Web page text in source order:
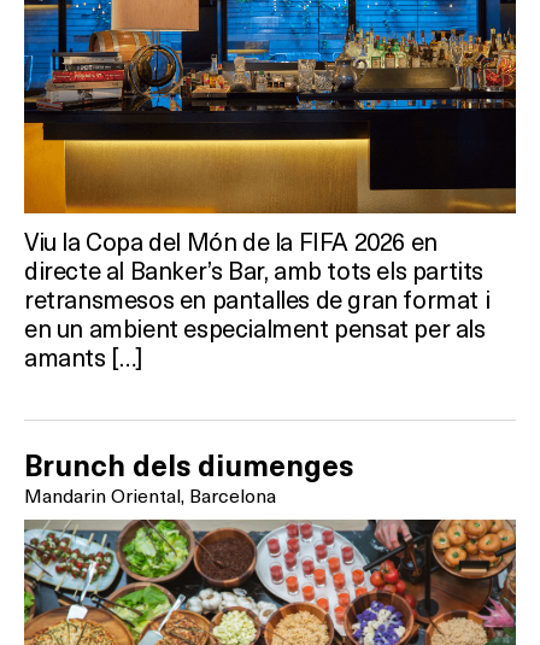
Viu la Copa del Món de la FIFA 2026 en
directe al Banker’s Bar, amb tots els partits
retransmesos en pantalles de gran format i
en un ambient especialment pensat per als
amants […]
Brunch dels diumenges
Mandarin Oriental, Barcelona